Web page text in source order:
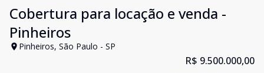
Cobertura para locação e venda -
Pinheiros
Pinheiros, São Paulo - SP
R$ 9.500.000,00